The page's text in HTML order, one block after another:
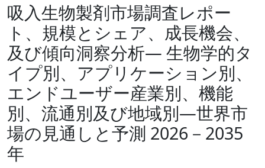
吸入生物製剤市場調査レポー
ト、規模とシェア、成長機会、
及び傾向洞察分析― 生物学的タ
イプ別、アプリケーション別、
エンドユーザー産業別、機能
別、流通別及び地域別―世界市
場の見通しと予測 2026－2035
年